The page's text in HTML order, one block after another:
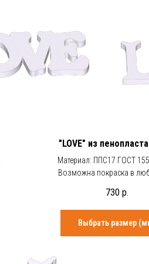
"LOVE" из
Материал: ППС17 ГОСТ
Возможна покраска в
730 р.
Выбрать размер